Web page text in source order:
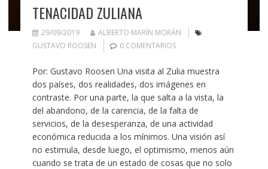
TENACIDAD ZULIANA
29/09/2019
ALBERTO MARÍN MORÁN
GUSTAVO ROOSEN
0 COMENTARIOS
Por: Gustavo Roosen Una visita al Zulia muestra
dos países, dos realidades, dos imágenes en
contraste. Por una parte, la que salta a la vista, la
del abandono, de la carencia, de la falta de
servicios, de la desesperanza, de una actividad
económica reducida a los mínimos. Una visión así
no estimula, desde luego, el optimismo, menos aún
cuando se trata de un estado de cosas que no solo